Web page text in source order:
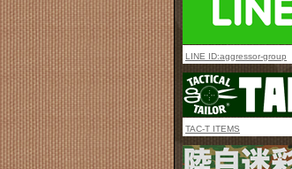
LINE ID:aggressor-group
TAC-T ITEMS